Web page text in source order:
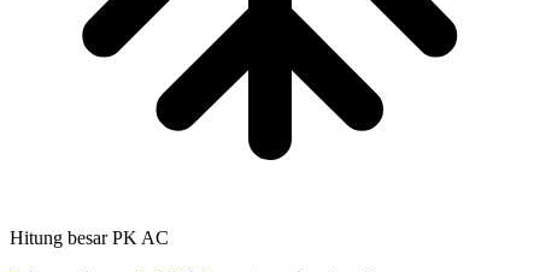
Hitung besar PK AC